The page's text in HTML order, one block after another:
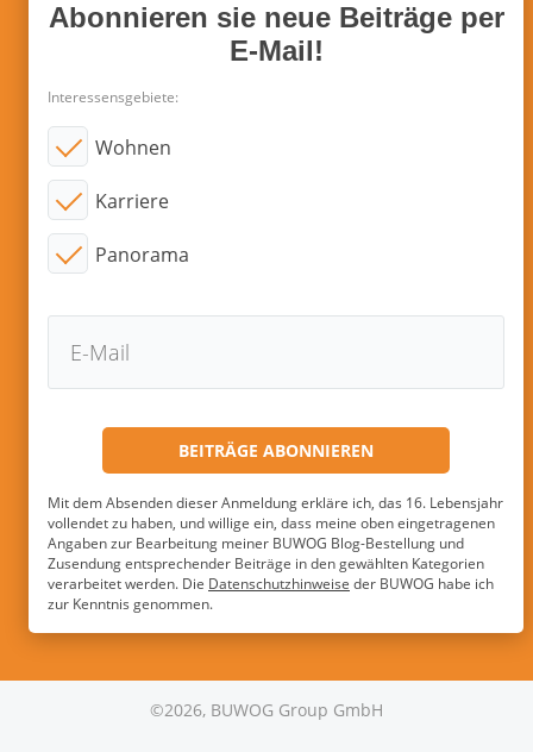
Abonnieren sie neue Beiträge per
E-Mail!
Interessensgebiete:
Wohnen
Karriere
Panorama
Mit dem Absenden dieser Anmeldung erkläre ich, das 16. Lebensjahr
vollendet zu haben, und willige ein, dass meine oben eingetragenen
Angaben zur Bearbeitung meiner BUWOG Blog-Bestellung und
Zusendung entsprechender Beiträge in den gewählten Kategorien
verarbeitet werden. Die Datenschutzhinweise der BUWOG habe ich
zur Kenntnis genommen.
©2026, BUWOG Group GmbH